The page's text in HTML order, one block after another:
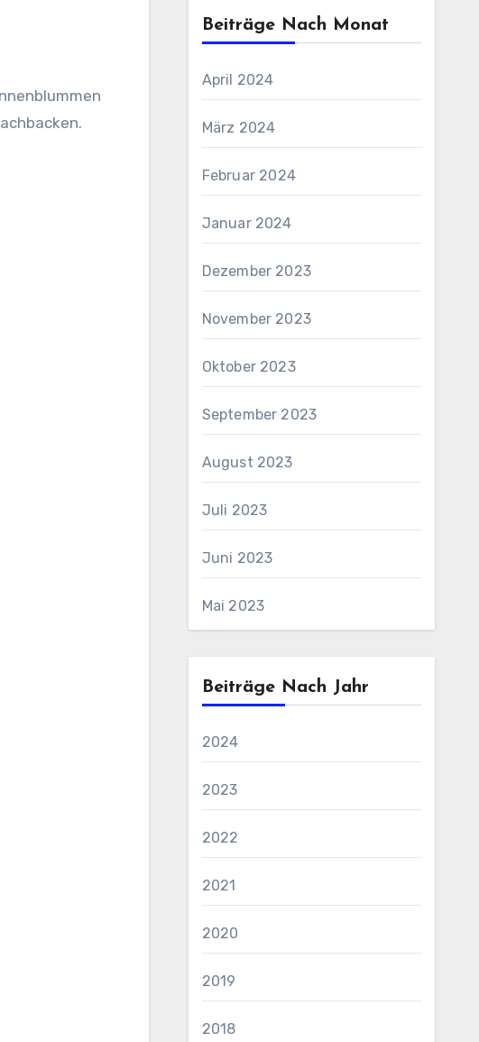
Beiträge Nach Monat
April 2024
März 2024
Februar 2024
Januar 2024
Dezember 2023
November 2023
Oktober 2023
September 2023
August 2023
Juli 2023
Juni 2023
Mai 2023
Beiträge Nach Jahr
2024
2023
2022
2021
2020
2019
2018